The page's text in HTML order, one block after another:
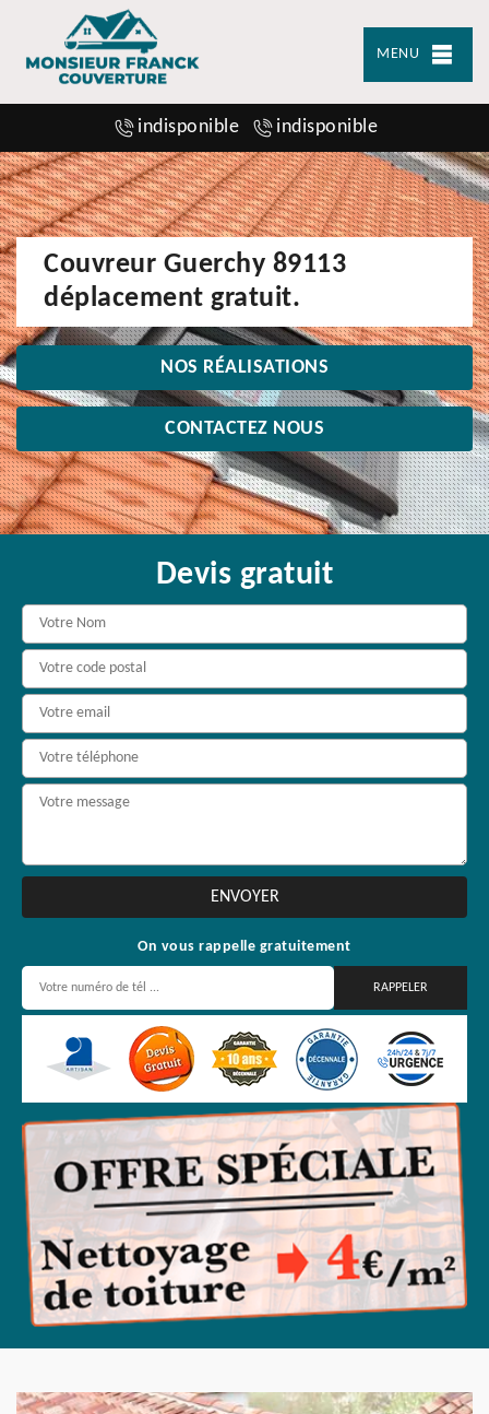
MENU
indisponible indisponible
Couvreur Guerchy 89113
déplacement gratuit.
NOS RÉALISATIONS
CONTACTEZ NOUS
Devis gratuit
On vous rappelle gratuitement